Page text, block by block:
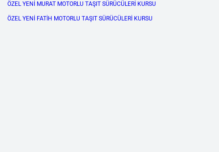
ÖZEL YENİ MURAT MOTORLU TAŞIT SÜRÜCÜLERİ KURSU
ÖZEL YENİ FATİH MOTORLU TAŞIT SÜRÜCÜLERİ KURSU